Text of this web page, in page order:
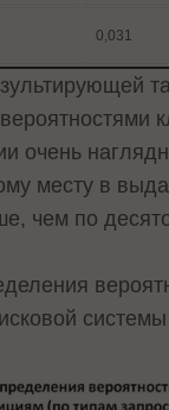
0,031
очень
месту в
чем по